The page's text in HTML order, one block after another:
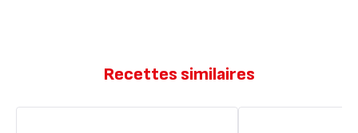
Recettes similaires